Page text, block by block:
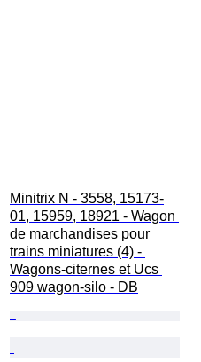
Minitrix N - 3558, 15173-
01, 15959, 18921 - Wagon
de marchandises pour
trains miniatures (4) -
Wagons-citernes et Ucs
909 wagon-silo - DB